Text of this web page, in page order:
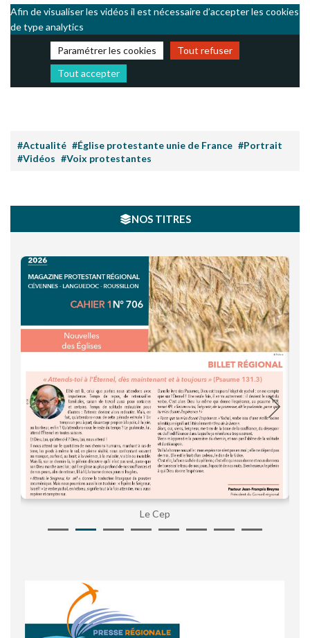
Afin de visualiser les vidéos il est nécessaire d’accepter les cookies
de type analytics
Paramétrer les cookies
Tout refuser
Tout accepter
#Actualité #Église protestante unie de France #Portrait
#Vidéos #Voix protestantes
NOS TITRES
Le Cep